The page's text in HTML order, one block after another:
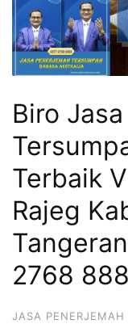
Biro
Terbaik
Rajeg
2768
JASA PENERJEMAH